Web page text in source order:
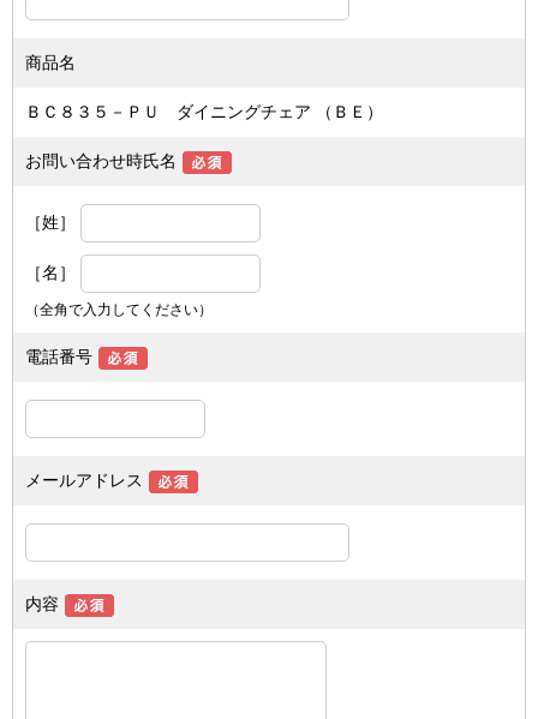
商品名
ＢＣ８３５－ＰＵ ダイニングチェア （ＢＥ）
お問い合わせ時氏名
［姓］
［名］
（全角で入力してください）
電話番号
メールアドレス
内容